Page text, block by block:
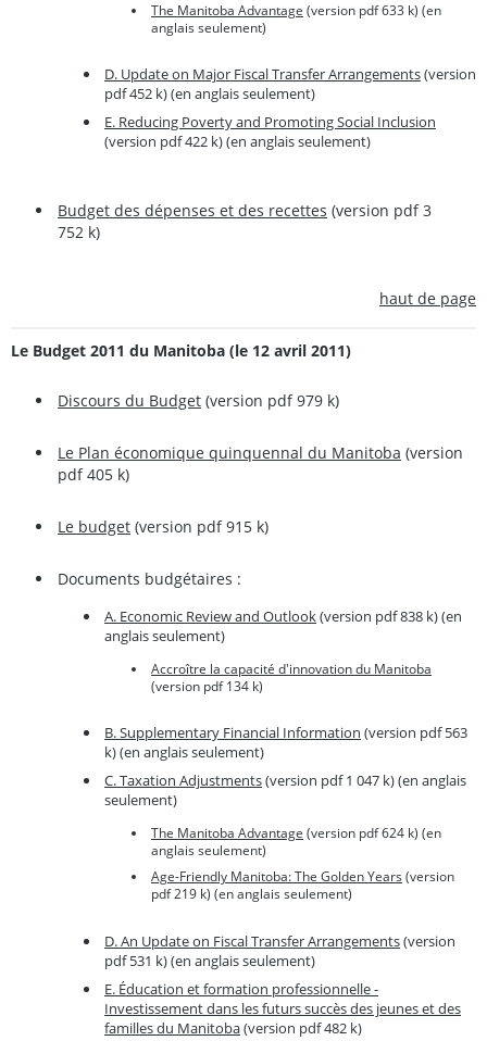
The Manitoba Advantage (version pdf 633 k) (en
anglais seulement)
D. Update on Major Fiscal Transfer Arrangements(version
pdf 452 k) (en anglais seulement)
E. Reducing Poverty and Promoting Social Inclusion
(version pdf 422 k) (en anglais seulement)
Budget des dépenses et des recettes (version pdf 3
752 k)
haut de page
Le Budget 2011 du Manitoba (le 12 avril 2011)
Discours du Budget (version pdf 979 k)
Le Plan économique quinquennal du Manitoba (version
pdf 405 k)
Le budget (version pdf 915 k)
Documents budgétaires :
A. Economic Review and Outlook(version pdf 838 k) (en
anglais seulement)
Accroître la capacité d'innovation du Manitoba
(version pdf 134 k)
B. Supplementary Financial Information (version pdf 563
k) (en anglais seulement)
C. Taxation Adjustments(version pdf 1 047 k) (en anglais
seulement)
The Manitoba Advantage (version pdf 624 k) (en
anglais seulement)
Age-Friendly Manitoba: The Golden Years (version
pdf 219 k) (en anglais seulement)
D. An Update on Fiscal Transfer Arrangements(version
pdf 531 k) (en anglais seulement)
E. Éducation et formation professionnelle -
Investissement dans les futurs succès des jeunes et des
familles du Manitoba(version pdf 482 k)